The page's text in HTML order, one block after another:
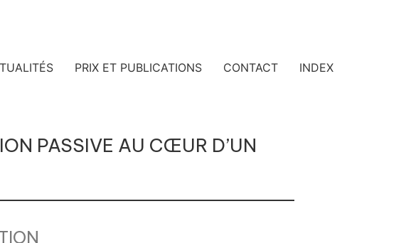
PRIX ET PUBLICATIONS CONTACT INDEX
PASSIVE AU CŒUR D’UN